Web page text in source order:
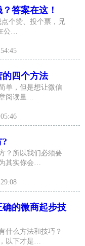
答案在这！
个赞、投个票，兄
公…
四个方法
单，但是想让微信
阅读量…
？所以我们必须要
其实你会…
的微商起步技
什么方法和技巧？
以下才是…